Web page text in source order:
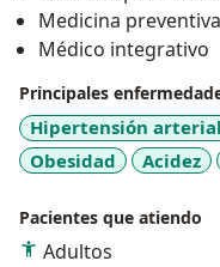
Medicina preventiva
Médico integrativo
Principales
Hipertensión arterial
Obesidad
Acidez
Pacientes que atiendo
Adultos